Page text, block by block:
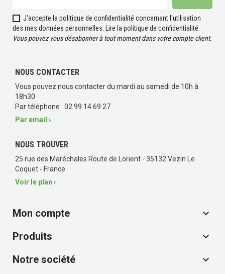
(15 avis)
J'accepte la politique de confidentialité concernant l'utilisation
des mes données personnelles.
Lire la politique de confidentialité
Vous pouvez vous désabonner à tout moment dans votre compte client.
NOUS CONTACTER
Vous pouvez nous contacter du mardi au samedi de 10h à
18h30
Par téléphone : 02 99 14 69 27
Par email ›
NOUS TROUVER
25 rue des Maréchales Route de Lorient - 35132 Vezin Le
Coquet - France
Voir le plan ›
Mon compte

Produits

Notre société
